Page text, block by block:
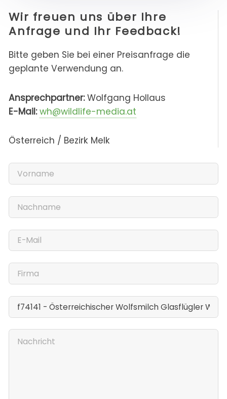
Wir freuen uns über Ihre
Anfrage und Ihr Feedback!
Bitte geben Sie bei einer Preisanfrage die
geplante Verwendung an.
Ansprechpartner:Wolfgang Hollaus
E-Mail: wh@wildlife-media.at
Österreich / Bezirk Melk